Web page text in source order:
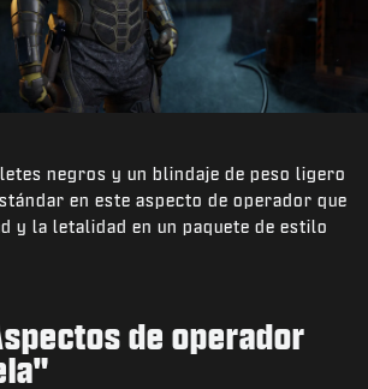
negros y un blindaje de peso ligero
en este aspecto de operador que
y la letalidad en un paquete de estilo
de operador